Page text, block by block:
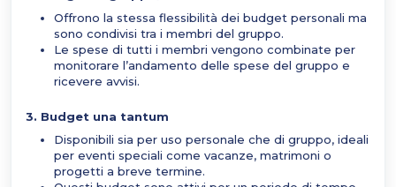
Offrono la stessa flessibilità dei budget personali ma
sono condivisi tra i membri del gruppo.
Le spese di tutti i membri vengono combinate per
monitorare l’andamento delle spese del gruppo e
ricevere avvisi.
3. Budget una tantum
Disponibili sia per uso personale che di gruppo, ideali
per eventi speciali come vacanze, matrimoni o
progetti a breve termine.